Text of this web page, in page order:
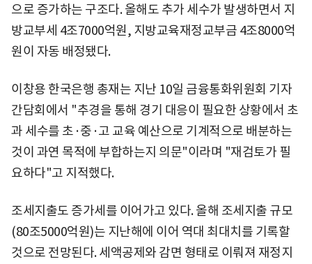
으로 증가하는 구조다. 올해도 추가 세수가 발생하면서 지
방교부세 4조7000억원, 지방교육재정교부금 4조8000억
원이 자동 배정됐다.
이창용 한국은행 총재는 지난 10일 금융통화위원회 기자
간담회에서 "추경을 통해 경기 대응이 필요한 상황에서 초
과 세수를 초·중·고 교육 예산으로 기계적으로 배분하는
것이 과연 목적에 부합하는지 의문"이라며 "재검토가 필
요하다"고 지적했다.
조세지출도 증가세를 이어가고 있다. 올해 조세지출 규모
(80조5000억원)는 지난해에 이어 역대 최대치를 기록할
것으로 전망된다. 세액공제와 감면 형태로 이뤄져 재정지